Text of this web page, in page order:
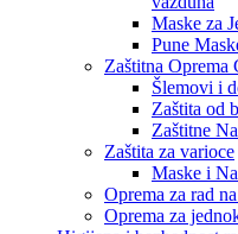
Maske za
Pune
Zaštitna Oprema
Šlemovi i
Zaštita od
Zaštitne
Zaštita za varioce
Maske i
Oprema za rad
Oprema za